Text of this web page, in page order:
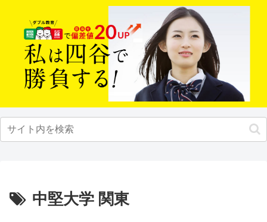
中堅大学 関東